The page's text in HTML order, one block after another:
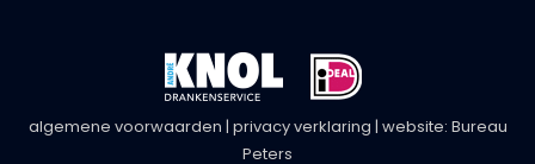
algemene voorwaarden | privacy verklaring | website: Bureau
Peters